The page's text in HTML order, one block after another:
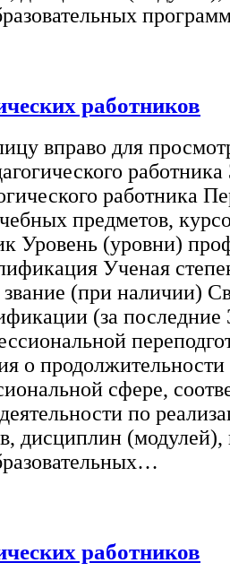
работников
вправо для
работника
работника
предметов,
Уровень (уровни)
Ученая
(при наличии)
(за последние
о
сфере,
по
дисциплин (модулей),
работников